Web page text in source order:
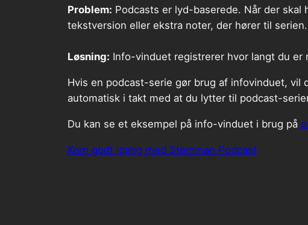
Problem: Podcasts er lyd-baserede. Når der
tekstversion eller ekstra noter, der hører til
Løsning: Info-vinduet registrerer hvor langt du
Hvis en podcast-serie gør brug af infovinduet,
automatisk i takt med at du lytter til podcast-
Du kan se et eksempel på info-vinduet i brug på
Kom godt igang med Stemman Podcast